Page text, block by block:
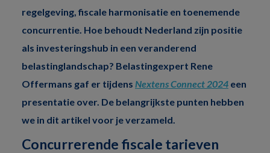
regelgeving, fiscale harmonisatie en toenemende
concurrentie. Hoe behoudt Nederland zijn positie
als investeringshub in een veranderend
belastinglandschap? Belastingexpert Rene
Offermans gaf er tijdens Nextens Connect 2024 een
presentatie over. De belangrijkste punten hebben
we in dit artikel voor je verzameld.
Concurrerende fiscale tarieven